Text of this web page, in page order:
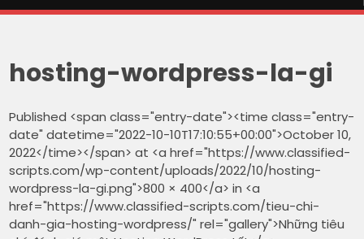
hosting-wordpress-la-gi
Published <span class="entry-date"><time class="entry-
date" datetime="2022-10-10T17:10:55+00:00">October 10,
2022</time></span> at <a href="https://www.classified-
scripts.com/wp-content/uploads/2022/10/hosting-
wordpress-la-gi.png">800 × 400</a> in <a
href="https://www.classified-scripts.com/tieu-chi-
danh-gia-hosting-wordpress/" rel="gallery">Những tiêu